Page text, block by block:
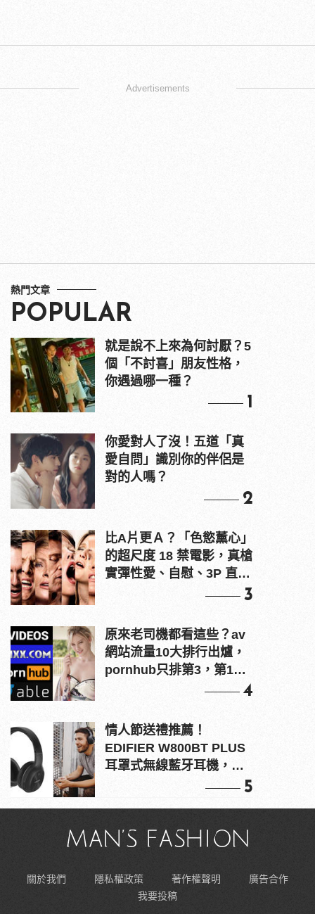
Advertisements
熱門文章
POPULAR
就是說不上來為何討厭？5
個「不討喜」朋友性格，
你遇過哪一種？
1
你愛對人了沒！五道「真
愛自問」識別你的伴侶是
對的人嗎？
2
比A片更Ａ？「色慾薰心」
的超尺度 18 禁電影，真槍
實彈性愛、自慰、3P 直接
3
原來老司機都看這些？av
網站流量10大排行出爐，
pornhub只排第3，第1名
4
情人節送禮推薦！
EDIFIER W800BT PLUS
耳罩式無線藍牙耳機，在
5
關於我們 隱私權政策 著作權聲明
廣告合作
我要投稿